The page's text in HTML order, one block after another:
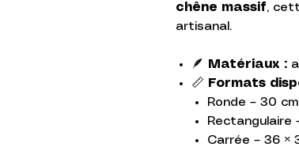
chêne massif,
artisanal.
🪶 Matériaux :
📏 Formats
Ronde – 30
Rectangulaire
Carrée – 36 ×